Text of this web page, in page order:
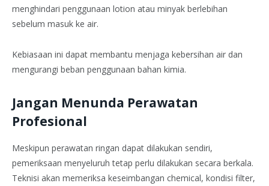
menghindari penggunaan lotion atau minyak berlebihan
sebelum masuk ke air.
Kebiasaan ini dapat membantu menjaga kebersihan air dan
mengurangi beban penggunaan bahan kimia.
Jangan Menunda Perawatan
Profesional
Meskipun perawatan ringan dapat dilakukan sendiri,
pemeriksaan menyeluruh tetap perlu dilakukan secara berkala.
Teknisi akan memeriksa keseimbangan chemical, kondisi filter,